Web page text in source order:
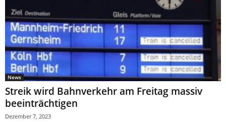
News
Streik wird Bahnverkehr am Freitag massiv
beeinträchtigen
Dezember 7, 2023